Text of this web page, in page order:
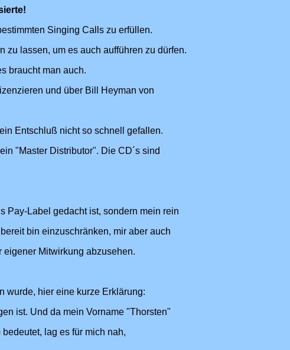
Singing Calls zu erfüllen.
zu lassen, um es auch aufführen zu dürfen.
braucht man auch.
und über Bill Heyman von
Entschluß nicht so schnell gefallen.
"Master Distributor". Die CD´s sind
Pay-Label gedacht ist, sondern mein rein
bin einzuschränken, mir aber auch
Mitwirkung abzusehen.
wurde, hier eine kurze Erklärung:
ist. Und da mein Vorname "Thorsten"
lag es für mich nah,